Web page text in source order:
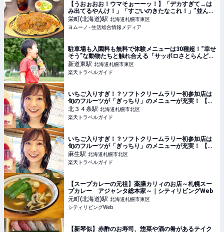
【うおぉおお！ウマそぉーーッ！】「デカすぎて→は
み出てるやんけ！」「すごいのきたなこれ！」"並んで
も食べたい"釧路市のソウルフード！ | ヨムーノ
栄町(北海道)駅 北海道札幌市東区
ヨムーノ - 生活総合情報メディア
駐車場も入園料も無料で体験メニューは30種超！“幸せ
そう”な動物たちと触れ合える「サッポロさとらんど」
【楽天トラベル】
新道東駅 北海道札幌市東区
楽天トラベルガイド
いちご入りすぎ！？ソフトクリームラリー初参加店は
旬のフルーツが「ぎっちり」のメニューが充実！ 【楽
天トラベル】
北３４条駅 北海道札幌市北区
楽天トラベルガイド
いちご入りすぎ！？ソフトクリームラリー初参加店は
旬のフルーツが「ぎっちり」のメニューが充実！ 【楽
天トラベル】
麻生駅 北海道札幌市北区
楽天トラベルガイド
【スープカレーの元祖】薬膳カリィのお店～札幌スー
プカレー アジャンタ総本家～｜シティリビングWeb
元町(北海道)駅 北海道札幌市東区
シティリビングWeb
【新琴似】赤酢のお寿司、惣菜や酒の肴があるテイク